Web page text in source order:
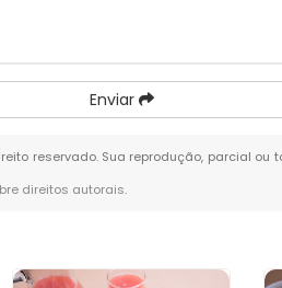
Enviar
reservado. Sua reprodução, parcial
direitos autorais.